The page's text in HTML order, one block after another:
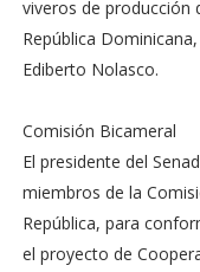
viveros de producción
República
Ediberto Nolasco.
Comisión Bicameral
El presidente del
miembros de la
República, para
el proyecto de